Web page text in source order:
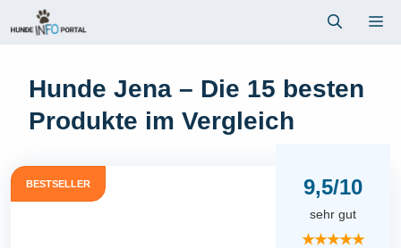
Inhalt
Hunde Jena – Die 15 besten
Produkte im Vergleich
BESTSELLER 9,5/10
sehr gut
★★★★★